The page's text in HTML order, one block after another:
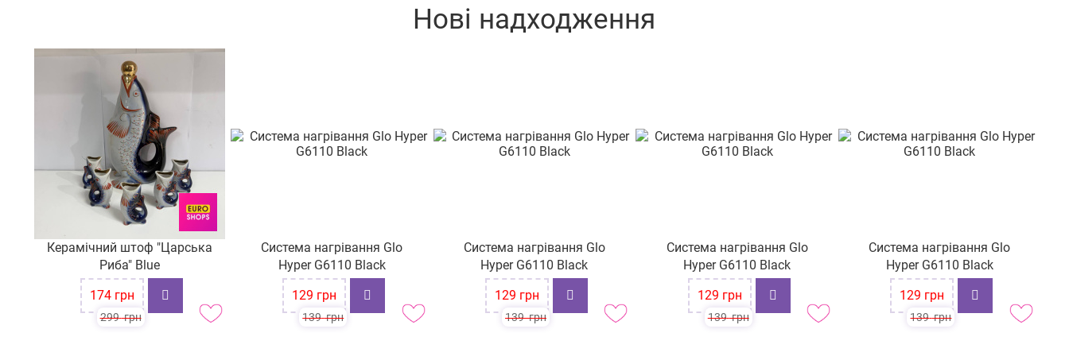
вул. Руська 16
пр-т Тракторобудівників, 108
вул. Москалівська, буд. 99-А
прим. №13
вул. Сегедська 12
пр-т. Богоявленський,330
вул. Степана Бандери, буд. 60
проспект Космонтавтів, буд
36-А
пр-т. Петра Григоренка 5
вул. Шевченка, буд.52
Нові надходження
Керамічний штоф "Царська
Риба" Blue
299грн
174грн
Система нагрівання Glo
Hyper G6110 Black
139грн
129 грн
Система нагрівання Glo
Hyper G6110 Black
139грн
129 грн
Система нагрівання Glo
Hyper G6110 Black
139грн
129 грн
Система нагрівання Glo
Hyper G6110 Black
139грн
129 грн